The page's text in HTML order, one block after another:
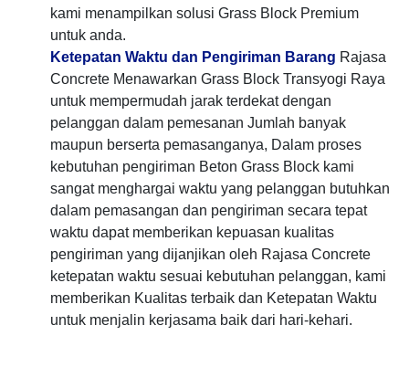
kami menampilkan solusi Grass Block Premium
untuk anda.
Ketepatan Waktu dan Pengiriman Barang Rajasa
Concrete Menawarkan Grass Block Transyogi Raya
untuk mempermudah jarak terdekat dengan
pelanggan dalam pemesanan Jumlah banyak
maupun berserta pemasanganya, Dalam proses
kebutuhan pengiriman Beton Grass Block kami
sangat menghargai waktu yang pelanggan butuhkan
dalam pemasangan dan pengiriman secara tepat
waktu dapat memberikan kepuasan kualitas
pengiriman yang dijanjikan oleh Rajasa Concrete
ketepatan waktu sesuai kebutuhan pelanggan, kami
memberikan Kualitas terbaik dan Ketepatan Waktu
untuk menjalin kerjasama baik dari hari-kehari.